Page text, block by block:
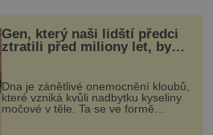
Gen, který naši lidští předci
ztratili před miliony let, by
mohl pomoci s léčbou
„nemoci králů“
Dna je zánětlivé onemocnění kloubů,
které vzniká kvůli nadbytku kyseliny
močové v těle. Ta se ve formě